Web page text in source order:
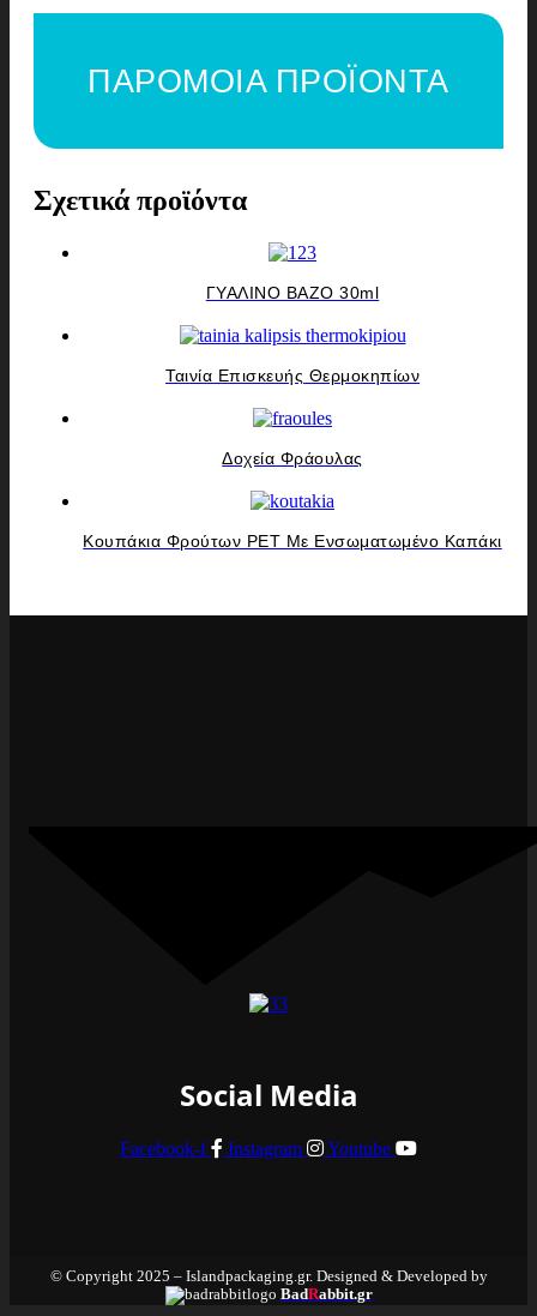
ΠΑΡΟΜΟΙΑ ΠΡΟΪΟΝΤΑ
Σχετικά προϊόντα
ΓΥΑΛΙΝΟ ΒΑΖΟ 30ml
Ταινία Επισκευής Θερμοκηπίων
Δοχεία Φράουλας
Κουπάκια Φρούτων PET Με Ενσωματωμένο Καπάκι
Social Media
Facebook-f Instagram Youtube
© Copyright 2025 – Islandpackaging.gr. Designed & Developed by
BadRabbit.gr